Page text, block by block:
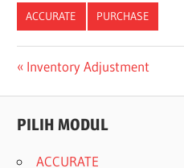
ACCURATE PURCHASE
Post
navigation
Previous
Inventory Adjustment
PILIH MODUL
ACCURATE